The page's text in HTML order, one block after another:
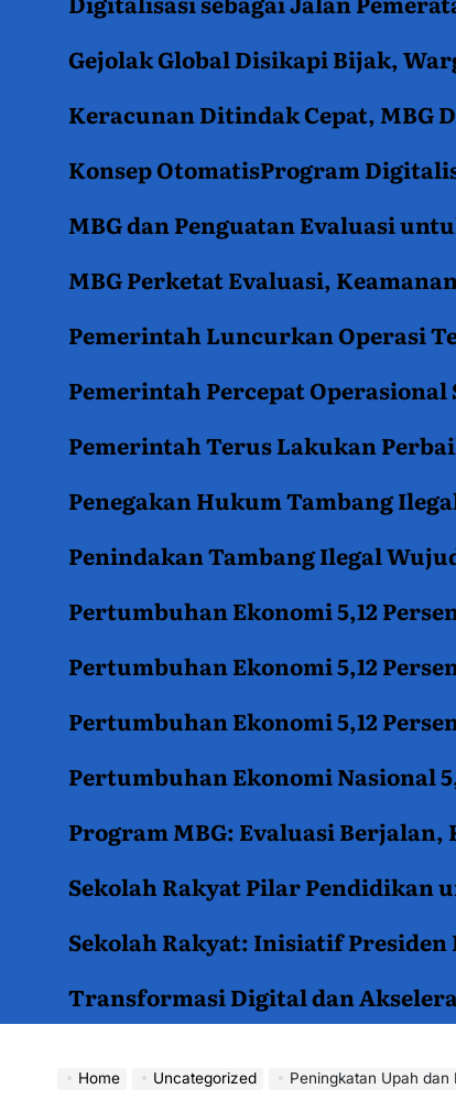
Gejolak Global Disikapi Bijak,
Keracunan Ditindak Cepat, MBG
Konsep OtomatisProgram
MBG dan Penguatan Evaluasi
MBG Perketat Evaluasi,
Pemerintah Luncurkan Operasi
Pemerintah Percepat
Pemerintah Terus Lakukan
Penegakan Hukum Tambang
Penindakan Tambang Ilegal
Pertumbuhan Ekonomi 5,12
Pertumbuhan Ekonomi 5,12
Pertumbuhan Ekonomi 5,12
Pertumbuhan Ekonomi Nasional
Program MBG: Evaluasi
Sekolah Rakyat Pilar Pendidikan
Sekolah Rakyat: Inisiatif
Transformasi Digital dan
Home Uncategorized Peningkatan Upah dan